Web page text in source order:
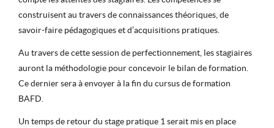
construisent au travers de connaissances théoriques, de
savoir-faire pédagogiques et d’acquisitions pratiques.
Au travers de cette session de perfectionnement, les stagiaires
auront la méthodologie pour concevoir le bilan de formation.
Ce dernier sera à envoyer à la fin du cursus de formation
BAFD.
Un temps de retour du stage pratique 1 serait mis en place